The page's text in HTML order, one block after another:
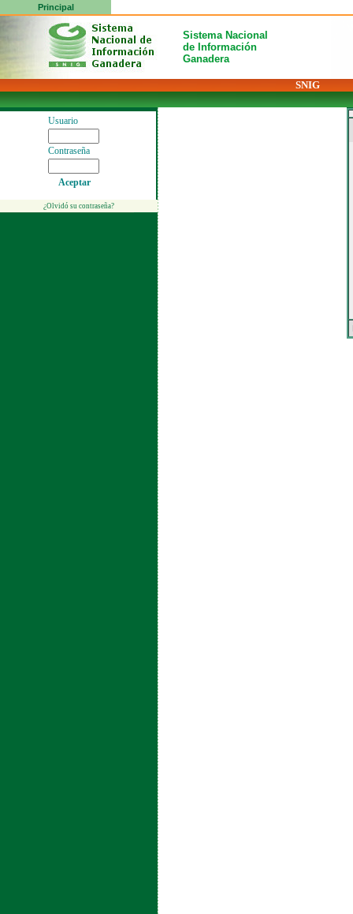
Principal
Sistema Nacional
de Información
Ganadera
SNIG
Usuario
Contraseña
Aceptar
¿Olvidó su contraseña?